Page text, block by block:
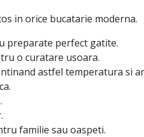
in orice bucatarie moderna.
preparate perfect gatite.
o curatare usoara.
astfel temperatura si
familie sau oaspeti.